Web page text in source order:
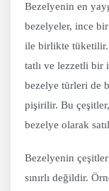
Bezelyenin en
bezelyeler, ince
ile birlikte
tatlı ve lezzetli bir
bezelye türleri de
pişirilir. Bu
bezelye olarak
Bezelyenin
sınırlı değildir.